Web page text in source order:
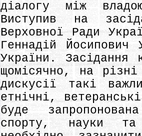
діалогу між
Виступив на
Верховної Ради
Геннадій Йосипович
України. Засідання
щомісячно, на
дискусії такі
етнічні,
буде
спорту, науки